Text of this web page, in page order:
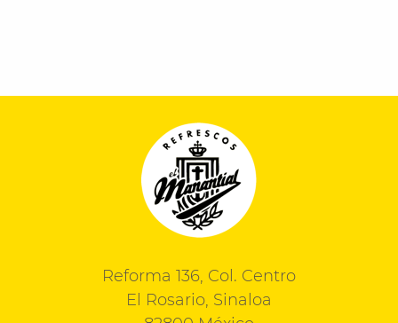
Reforma 136, Col. Centro
El Rosario, Sinaloa